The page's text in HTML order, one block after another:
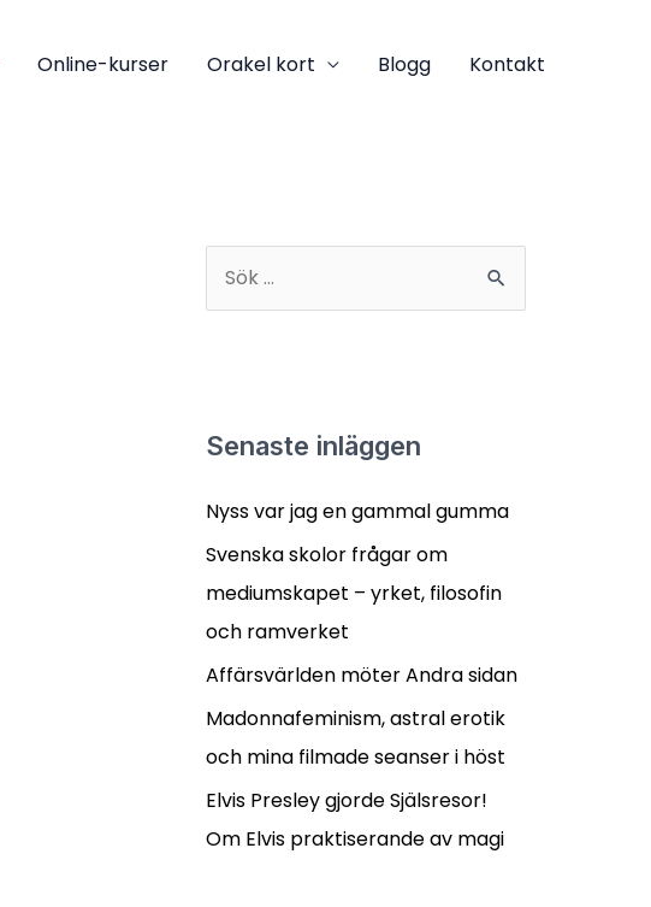
Online-kurser Orakel kort Blogg Kontakt
ö
f
e
r
:
Senaste inläggen
Nyss var jag en gammal gumma
Svenska skolor frågar om
mediumskapet – yrket, filosofin
och ramverket
Affärsvärlden möter Andra sidan
Madonnafeminism, astral erotik
och mina filmade seanser i höst
Elvis Presley gjorde Själsresor!
Om Elvis praktiserande av magi